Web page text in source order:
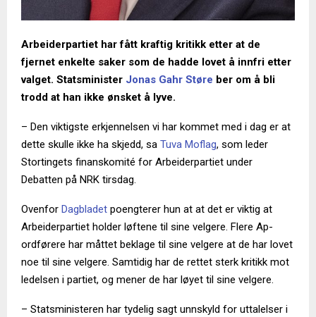
Arbeiderpartiet har fått kraftig kritikk etter at de
fjernet enkelte saker som de hadde lovet å innfri etter
valget. Statsminister Jonas Gahr Støre ber om å bli
trodd at han ikke ønsket å lyve.
– Den viktigste erkjennelsen vi har kommet med i dag er at
dette skulle ikke ha skjedd, sa Tuva Moflag, som leder
Stortingets finanskomité for Arbeiderpartiet under
Debatten på NRK tirsdag.
Ovenfor Dagbladet poengterer hun at at det er viktig at
Arbeiderpartiet holder løftene til sine velgere. Flere Ap-
ordførere har måttet beklage til sine velgere at de har lovet
noe til sine velgere. Samtidig har de rettet sterk kritikk mot
ledelsen i partiet, og mener de har løyet til sine velgere.
– Statsministeren har tydelig sagt unnskyld for uttalelser i